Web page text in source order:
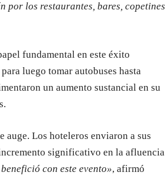
por los restaurantes, bares, copetines
fundamental en este éxito
luego tomar autobuses hasta
un aumento sustancial en su
auge. Los hoteleros enviaron a sus
significativo en la afluencia
con este evento», afirmó